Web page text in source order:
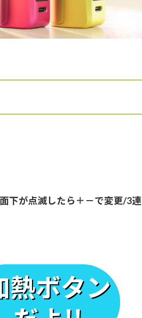
下が点滅したら＋－で変更/3連